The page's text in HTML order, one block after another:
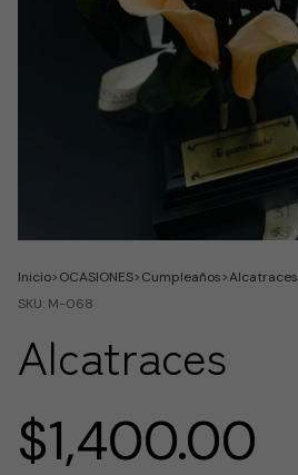
Inicio>OCASIONES>Cumpleaños>Alcatraces
SKU: M-068
Alcatraces
$1,400.00